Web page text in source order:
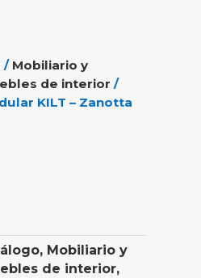
/ Mobiliario y
de interior /
KILT – Zanotta
, Mobiliario y
de interior,